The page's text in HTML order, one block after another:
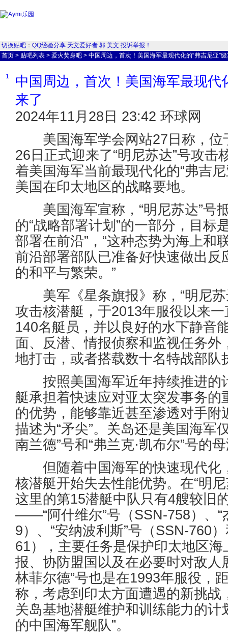
切换贴吧 ： QQ经验分享 天文爱好者 郭 美文 投诉举报！
首页 > 贴吧列表 > 爱火焚身吧 > 中国周边，首次！美国海军最现代化的“弗吉尼亚”
1
中国周边，首次！美国海军最现代
来了
2024年11月28日 23:42 环球网
美国海军学会网站27日称，位
26日正式迎来了“明尼苏达”号攻
着美国海军当前最现代化的“弗吉
美国在印太地区的战略要地。
美国海军宣称，“明尼苏达”号
的“战略部署计划”的一部分，目标
部署在前沿”，“这种态势为海上和
前沿部署部队已准备好快速做出
的和平与繁荣。”
美军《星条旗报》称，“明尼苏
攻击核潜艇，于2013年服役以来
140名艇员，并以良好的水下静音
面、反潜、情报侦察和监视任务
地打击，或者搭载数十名特战部
按照美国海军近年持续推进的
艇承担着快速应对亚太突发事务
的优势，能够靠近甚至渗透对手
描述为“矛尖”。关岛还是美国海
南兰德”号和“弗兰克·凯布尔”号的
但随着中国海军的快速现代化
核潜艇开始失去性能优势。在“明
这里的第15潜艇中队只有4艘较旧
——“阿什维尔”号（SSN-758）、“
9）、“安纳波利斯”号（SSN-760
61），主要任务是保护印太地区
报、协防盟国以及在必要时对敌人
林菲尔德”号也是在1993年服役，
称，考虑到印太方面遭遇的新挑
关岛基地潜艇维护和训练能力的计
的中国海军舰队”。